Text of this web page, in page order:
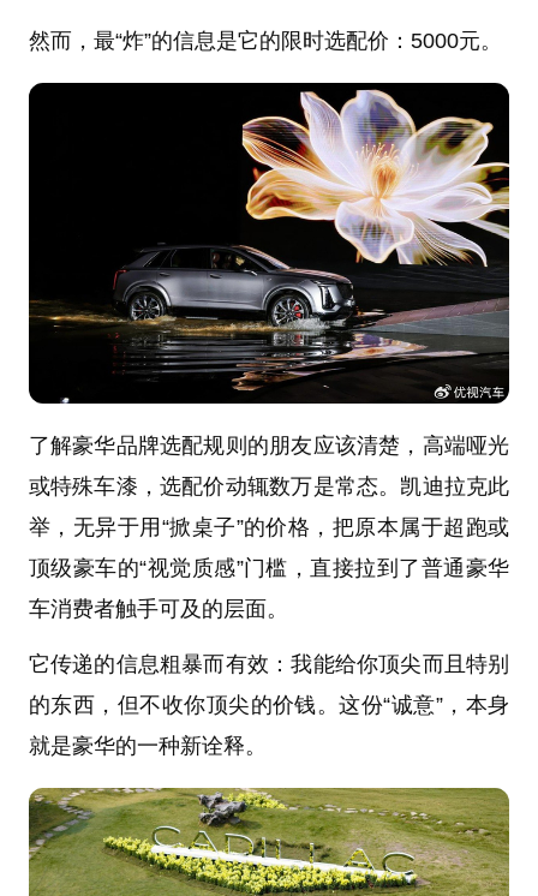
然而，最“炸”的信息是它的限时选配价：5000元。
了解豪华品牌选配规则的朋友应该清楚，高端哑光
或特殊车漆，选配价动辄数万是常态。凯迪拉克此
举，无异于用“掀桌子”的价格，把原本属于超跑或
顶级豪车的“视觉质感”门槛，直接拉到了普通豪华
车消费者触手可及的层面。
它传递的信息粗暴而有效：我能给你顶尖而且特别
的东西，但不收你顶尖的价钱。这份“诚意”，本身
就是豪华的一种新诠释。